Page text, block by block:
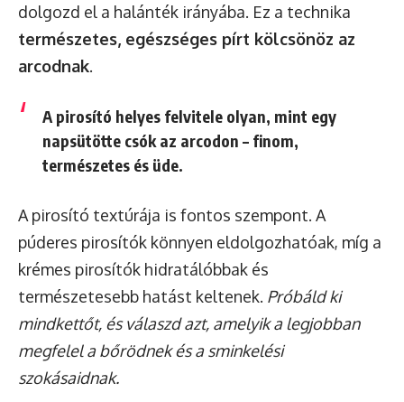
dolgozd el a halánték irányába. Ez a technika
természetes, egészséges pírt kölcsönöz az
arcodnak.
A pirosító helyes felvitele olyan, mint egy
napsütötte csók az arcodon – finom,
természetes és üde.
A pirosító textúrája is fontos szempont. A
púderes pirosítók könnyen eldolgozhatóak, míg a
krémes pirosítók hidratálóbbak és
természetesebb hatást keltenek. Próbáld ki
mindkettőt, és válaszd azt, amelyik a legjobban
megfelel a bőrödnek és a sminkelési
szokásaidnak.